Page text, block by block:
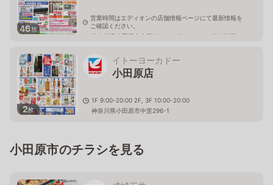
46枚
営業時間はエディオンの店舗情報ページにて最新情報を
ご確認ください。
神奈川県小田原市中里296-1 ダイナシティEAST3階
2枚
イトーヨーカドー
小田原店
1F 9:00-20:00 2F, 3F 10:00-20:00
神奈川県小田原市中里296-1
小田原市のチラシを見る